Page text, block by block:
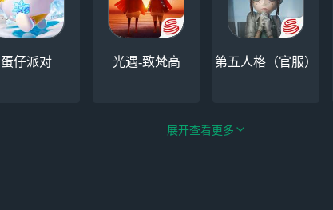
蛋仔派对 光遇-致梵高 第五人格（官服）
展开查看更多